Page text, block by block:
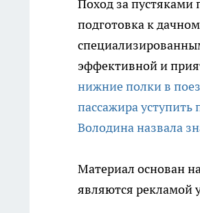
Поход за пустяками
подготовка к
эффективной и
нижние полки в
пассажира уступить
Володина назвала
Материал основан
являются рекламой